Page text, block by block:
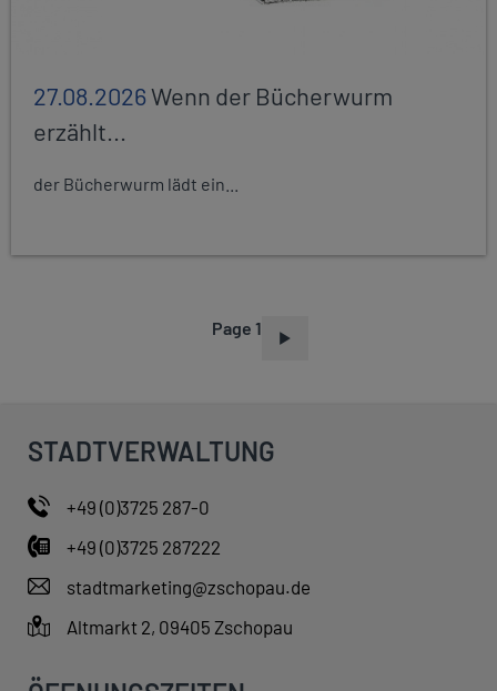
27.08.2026Wenn der Bücherwurm
erzählt...
der Bücherwurm lädt ein...
Page 1
STADTVERWALTUNG
+49 (0)3725 287-0
+49 (0)3725 287222
stadtmarketing@zschopau.de
Altmarkt 2, 09405 Zschopau